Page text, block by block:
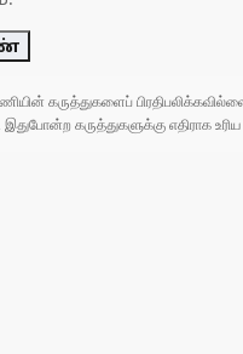
கருத்துகளைப்
கருத்துகளுக்கு எதிராக உரிய